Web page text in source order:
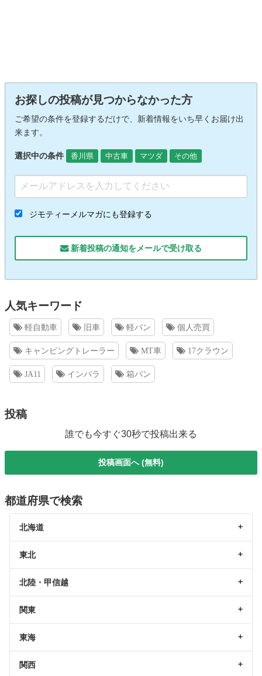
お探しの投稿が見つからなかった方
ご希望の条件を登録するだけで、新着情報をいち早くお届け出
来ます。
選択中の条件 香川県 中古車 マツダ その他
ジモティーメルマガにも登録する
新着投稿の通知をメールで受け取る
人気キーワード
軽自動車 旧車 軽バン 個人売買
キャンピングトレーラー MT車 17クラウン
JA11 インパラ 箱バン
投稿
誰でも今すぐ30秒で投稿出来る
投稿画面へ (無料)
都道府県で検索
北海道
東北
北陸・甲信越
関東
東海
関西